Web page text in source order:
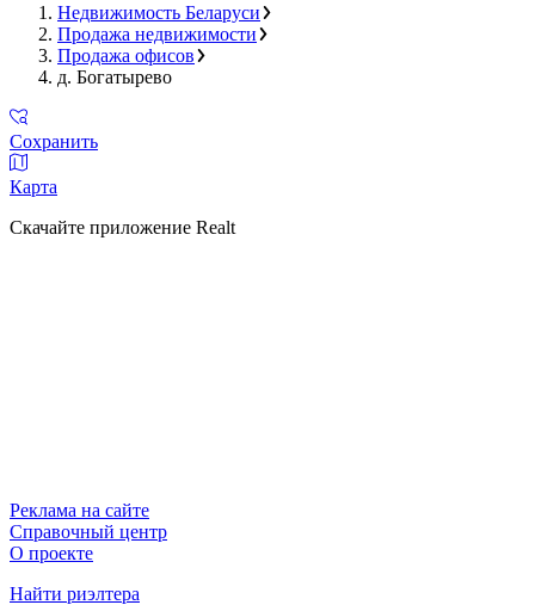
Недвижимость Беларуси
Продажа недвижимости
Продажа офисов
д. Богатырево
Сохранить
Карта
Скачайте приложение Realt
Реклама на сайте
Справочный центр
О проекте
Найти риэлтера